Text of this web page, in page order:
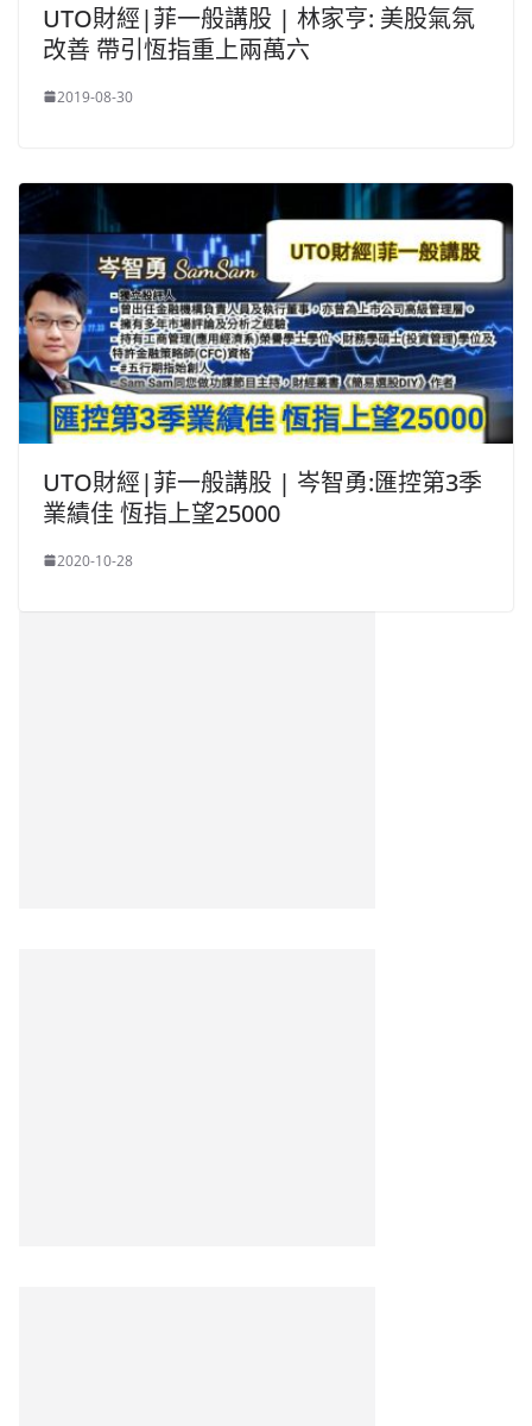
UTO財經|菲一般講股 | 林家亨: 美股氣氛
改善 帶引恆指重上兩萬六
2019-08-30
UTO財經|菲一般講股 | 岑智勇:匯控第3季
業績佳 恆指上望25000
2020-10-28